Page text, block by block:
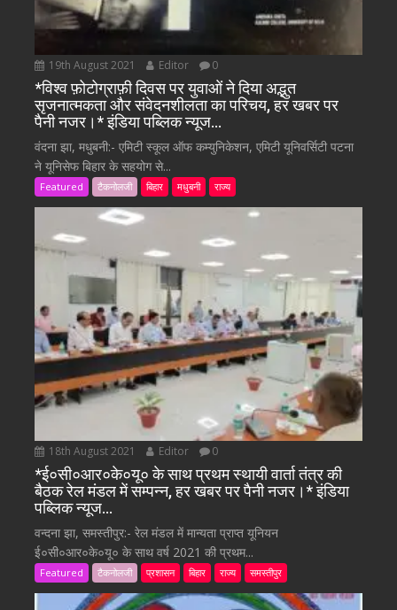
19th August 2021 Editor 0
*विश्व फ़ोटोग्राफ़ी दिवस पर युवाओं ने दिया अद्भुत
सृजनात्मकता और संवेदनशीलता का परिचय, हर खबर पर
पैनी नजर।* इंडिया पब्लिक न्यूज…
वंदना झा, मधुबनी:- एमिटी स्कूल ऑफ कम्युनिकेशन, एमिटी यूनिवर्सिटी पटना
ने यूनिसेफ बिहार के सहयोग से...
Featured टैकनोलजी बिहार मधुबनी राज्य
18th August 2021 Editor 0
*ई०सी०आर०के०यू० के साथ प्रथम स्थायी वार्ता तंत्र की
बैठक रेल मंडल में सम्पन्न, हर खबर पर पैनी नजर।* इंडिया
पब्लिक न्यूज…
वन्दना झा, समस्तीपुर:- रेल मंडल में मान्यता प्राप्त यूनियन
ई०सी०आर०के०यू० के साथ वर्ष 2021 की प्रथम...
Featured टैकनोलजी प्रशासन बिहार राज्य समस्तीपुर